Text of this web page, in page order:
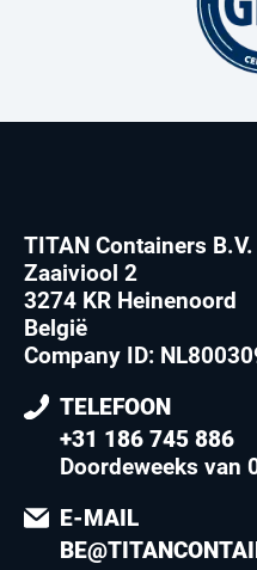
TITAN Containers B.V.
Zaaiviool 2
3274 KR Heinenoord
België
Company ID:
TELEFOON
+31 186 745 886
Doordeweeks van
E-MAIL